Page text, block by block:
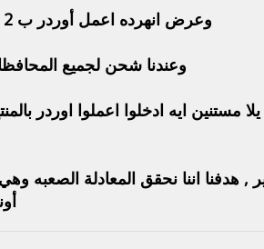
وعرض انهرده اعمل أوردر ب 2 أيربودز i11 والشحن هيكون مجاني .
وعندنا شحن لجميع
يلا مستنين ايه ادخلوا اعملوا اوردر بالمنتج
, هدفنا اننا نحقق المعادلة